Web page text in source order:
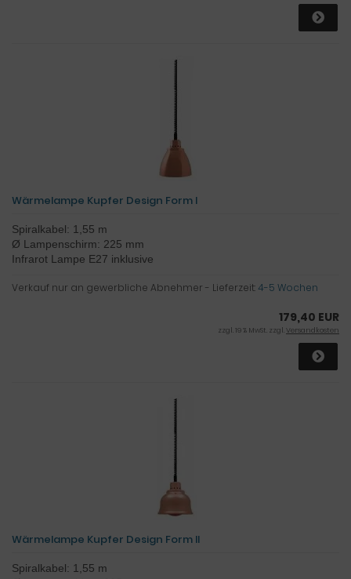
Wärmelampe Kupfer Design Form I
Spiralkabel: 1,55 m
Ø Lampenschirm: 225 mm
Infrarot Lampe E27 inklusive
Verkauf nur an gewerbliche Abnehmer - Lieferzeit:4-5 Wochen
179,40 EUR
zzgl. 19 % MwSt. zzgl.Versandkosten
Wärmelampe Kupfer Design Form II
Spiralkabel: 1,55 m